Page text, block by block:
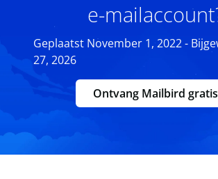
e-
Geplaatst November 1, 2022 -
27, 2026
Ontvang Mailbird gratis